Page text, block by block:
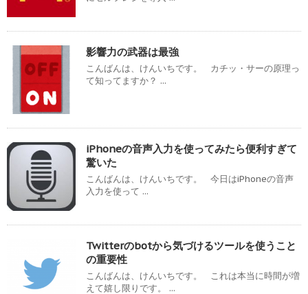
影響力の武器は最強
こんばんは、けんいちです。 カチッ・サーの原理っ
て知ってますか？ ...
iPhoneの音声入力を使ってみたら便利すぎて
驚いた
こんばんは、けんいちです。 今日はiPhoneの音声
入力を使って ...
Twitterのbotから気づけるツールを使うこと
の重要性
こんばんは、けんいちです。 これは本当に時間が増
えて嬉し限りです。 ...